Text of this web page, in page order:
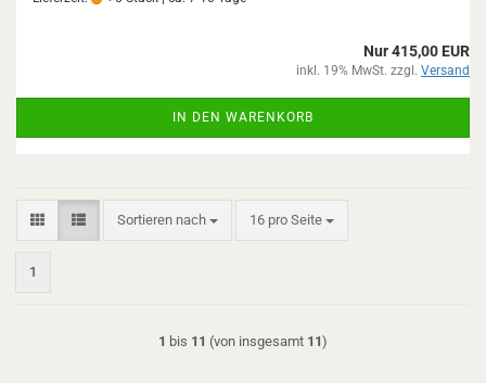
Nur 415,00 EUR
inkl. 19% MwSt. zzgl. Versand
IN DEN WARENKORB
Sortieren nach
Sortieren nach 16 pro Seite
pro Seite
1
1 bis 11 (von insgesamt 11)